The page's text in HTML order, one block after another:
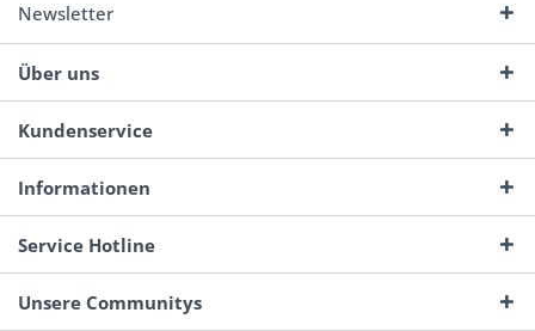
Newsletter
Über uns
Kundenservice
Informationen
Service Hotline
Unsere Communitys